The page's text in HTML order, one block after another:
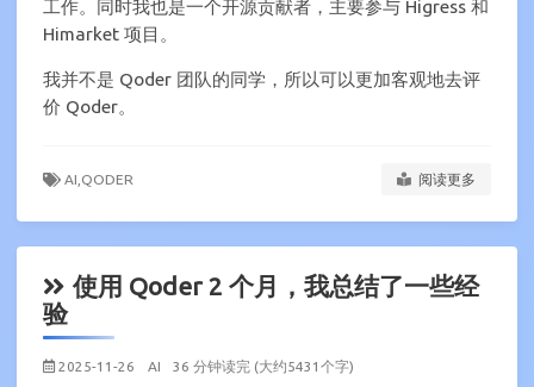
工作。同时我也是一个开源贡献者，主要参与 Higress 和
Himarket 项目。
我并不是 Qoder 团队的同学，所以可以更加客观地去评
价 Qoder。
AI, QODER 阅读更多
使用 Qoder 2 个月，我总结了一些经
验
2025-11-26 AI 36 分钟读完 (大约5431个字)